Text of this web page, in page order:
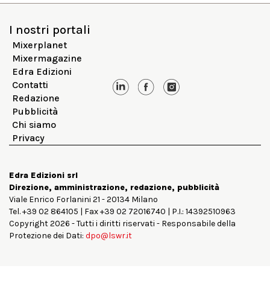
I nostri portali
Mixerplanet
Mixermagazine
Edra Edizioni
Contatti
Redazione
Pubblicità
Chi siamo
Privacy
Edra Edizioni srl
Direzione, amministrazione, redazione, pubblicità
Viale Enrico Forlanini 21 - 20134 Milano
Tel. +39 02 864105 | Fax +39 02 72016740 | P.I.: 14392510963
Copyright 2026 - Tutti i diritti riservati - Responsabile della
Protezione dei Dati: dpo@lswr.it